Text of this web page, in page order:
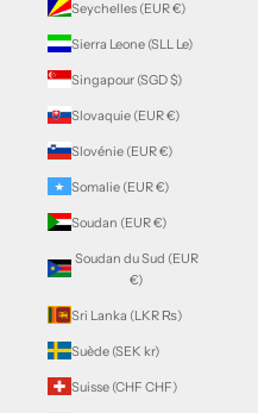
Seychelles (EUR €)
Sierra Leone (SLL Le)
Singapour (SGD $)
Slovaquie (EUR €)
Slovénie (EUR €)
Somalie (EUR €)
Soudan (EUR €)
Soudan du Sud (EUR
€)
Sri Lanka (LKR ₨)
Suède (SEK kr)
Suisse (CHF CHF)